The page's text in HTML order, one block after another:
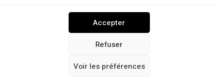
Accepter
Refuser
Voir les préférences
MENTIONS LÉGALES POLITIQUE DE CONFIDENTIALITÉ
POLITIQUE DE COOKIES (UE) NOUS CONTACTER
RYOKANTRAVEL USA